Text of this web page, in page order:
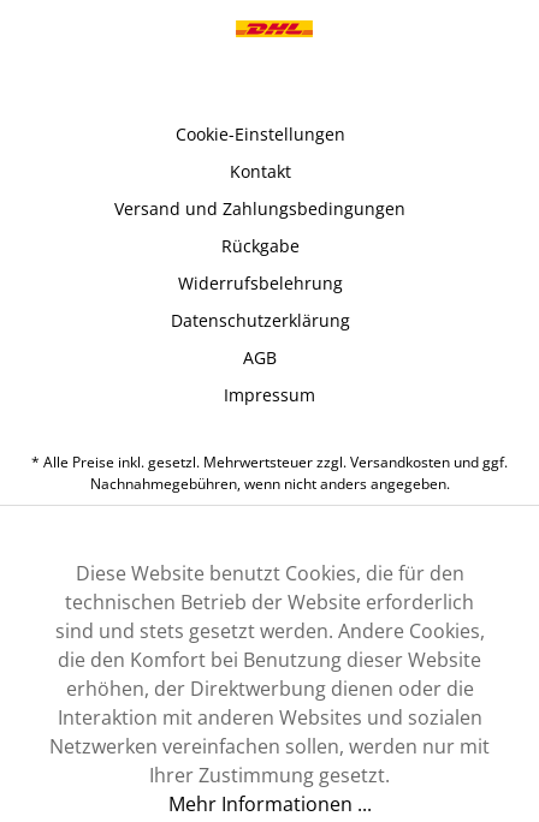
Cookie-Einstellungen
Kontakt
Versand und Zahlungsbedingungen
Rückgabe
Widerrufsbelehrung
Datenschutzerklärung
AGB
Impressum
* Alle Preise inkl. gesetzl. Mehrwertsteuer zzgl.Versandkosten und ggf.
Nachnahmegebühren, wenn nicht anders angegeben.
Diese Website benutzt Cookies, die für den
technischen Betrieb der Website erforderlich
sind und stets gesetzt werden. Andere Cookies,
die den Komfort bei Benutzung dieser Website
erhöhen, der Direktwerbung dienen oder die
Interaktion mit anderen Websites und sozialen
Netzwerken vereinfachen sollen, werden nur mit
Ihrer Zustimmung gesetzt.
Mehr Informationen ...